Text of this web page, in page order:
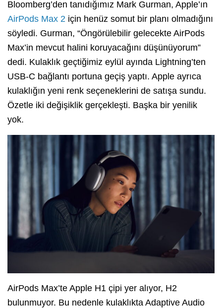
Bloomberg’den tanıdığımız Mark Gurman, Apple’ın
AirPods Max 2 için henüz somut bir planı olmadığını
söyledi. Gurman, “Öngörülebilir gelecekte AirPods
Max’in mevcut halini koruyacağını düşünüyorum”
dedi. Kulaklık geçtiğimiz eylül ayında Lightning’ten
USB-C bağlantı portuna geçiş yaptı. Apple ayrıca
kulaklığın yeni renk seçeneklerini de satışa sundu.
Özetle iki değişiklik gerçekleşti. Başka bir yenilik
yok.
AirPods Max’te Apple H1 çipi yer alıyor, H2
bulunmuyor. Bu nedenle kulaklıkta Adaptive Audio